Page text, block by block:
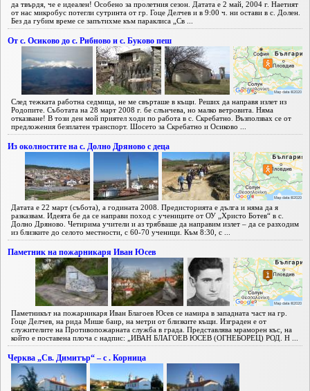
да твърдя, че е идеален! Особено за пролетния сезон. Датата е 2 май, 2004 г. Наетият
от нас микробус потегли сутринта от гр. Гоце Делчев и в 9:00 ч. ни остави в с. Долен.
Без да губим време се запътихме към параклиса „Св ...
От с. Осиково до с. Рибново и с. Буково пеш
След тежката работна седмица, не ме свърташе в къщи. Реших да направя излет из
Родопите. Съботата на 28 март 2008 г. бе слънчева, но малко ветровита. Няма
отказване! В този ден мой приятел ходи по работа в с. Скребатно. Възползвах се от
предложения безплатен транспорт. Шосето за Скребатно и Осиково ...
Из околностите на с. Долно Дряново с деца
Датата е 22 март (събота), а годината 2008. Предисторията е дълга и няма да я
разказвам. Идеята бе да се направи поход с учениците от ОУ „Христо Ботев“ в с.
Долно Дряново. Четирима учители и аз трябваше да направим излет – да се разходим
из близките до селото местности, с 60-70 ученици. Към 8:30, с ...
Паметник на пожарникаря Иван Юсев
Паметникът на пожарникаря Иван Благоев Юсев се намира в западната част на гр.
Гоце Делчев, на рида Мише баир, на метри от близките къщи. Изграден е от
служителите на Противопожарната служба в града. Представлява мраморен къс, на
който е поставена плоча с надпис: „ИВАН БЛАГОЕВ ЮСЕВ (ОГНЕБОРЕЦ) РОД. Н ...
Черква „Св. Димитър“ – с . Корница